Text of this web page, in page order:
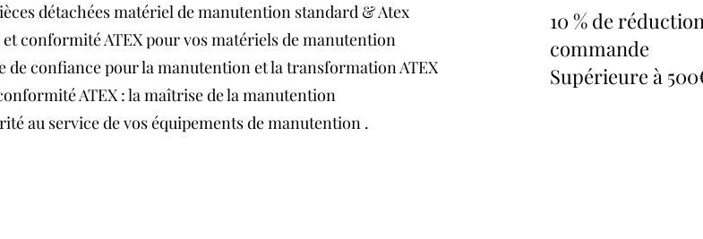
détachées matériel de manutention standard & Atex
et conformité ATEX pour vos matériels de manutention
de confiance pour la manutention et la transformation ATEX
ATEX : la maîtrise de la manutention
au service de vos équipements de manutention .
10 % de
commande
Supérieure à